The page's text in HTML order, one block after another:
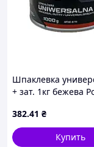
Шпаклевка
+ зат. 1кг бежева
382.41 ₴
Купить